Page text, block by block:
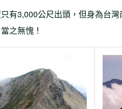
有3,000公尺出頭，但身為台
之無愧！